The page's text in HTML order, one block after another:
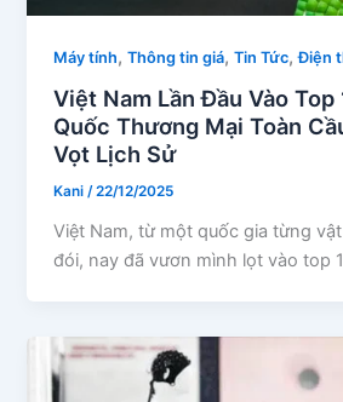
Máy tính,Thông tin giá,Tin Tức,Điện
Việt Nam Lần Đầu Vào Top
Quốc Thương Mại Toàn
Vọt Lịch Sử
Kani/22/12/2025
Việt Nam, từ một quốc gia từng
đói, nay đã vươn mình lọt vào top